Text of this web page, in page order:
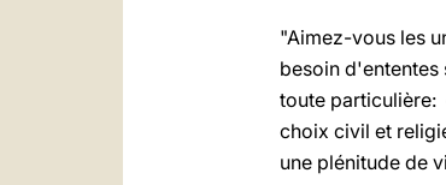
"Aimez-vous les
besoin d'ententes
toute particulière:
choix civil et
une plénitude de